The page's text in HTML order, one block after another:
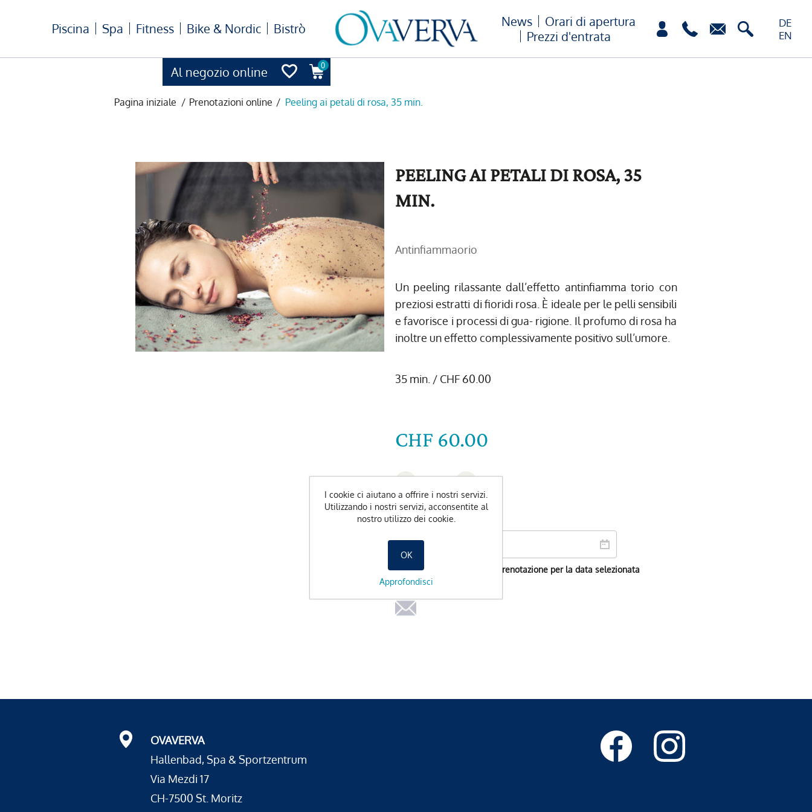
Al negozio online 0
DE
EN
Piscina Spa Fitness Bike & Nordic Bistrò News
Orari di apertura
Prezzi d'entrata
Pagina iniziale / Prenotazioni online / Peeling ai petali di rosa, 35 min.
PEELING AI PETALI DI ROSA, 35
MIN.
Antinfiammaorio
Un peeling rilassante dall’effetto antinfiamma torio con
preziosi estratti di fioridi rosa. È ideale per le pelli sensibili
e favorisce i processi di gua- rigione. Il profumo di rosa ha
inoltre un effetto complessivamente positivo sull’umore.
35 min. / CHF 60.00
CHF 60.00
- +
Data preferita
Non e possibile l'orario di prenotazione per la data selezionata
OVAVERVA
Hallenbad, Spa & Sportzentrum
Via Mezdi 17
CH-7500 St. Moritz
I cookie ci aiutano a offrire i nostri servizi.
Utilizzando i nostri servizi, acconsentite al
nostro utilizzo dei cookie.
OK
Approfondisci